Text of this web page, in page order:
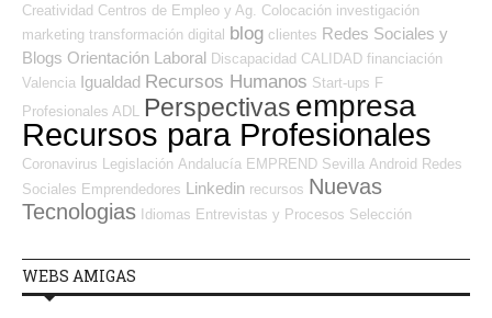
Creatividad Centros de Empleo y Ag. Colocación investigación
marketing transformación digital blog clientes Redes Sociales y
Blogs Orientación Laboral Discapacidad CALIDAD financiación
Valencia Igualdad Recursos Humanos Start-ups F
Profesionales ADL Perspectivas empresa
Recursos para Profesionales
Coronavirus Legislación Andalucía EMPREND Sevilla Android Redes
Sociales Emprendedores Linkedin recursos Nuevas
Tecnologias Idiomas Entrevistas y Procesos Selección
WEBS AMIGAS